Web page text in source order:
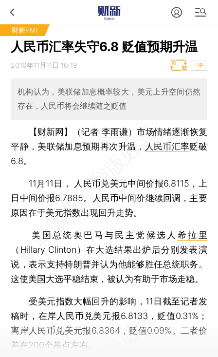
财新PMI
人民币汇率失守6.8 贬值预期升温
2016年11月11日 10:19 T中
机构认为，美联储加息概率较大，美元上升空间仍然
存在，人民币将会继续随之贬值
【财新网】（记者 李雨谦） 市场情绪逐渐恢复
平静，美联储加息预期再次升温， 人民币汇率贬破
6.8。
11月11日， 人民币兑美元中间价报6.8115，上
日中间价报6.7885。人民币中间价继续回调，主要
原因在于美元指数出现回升走势。
美国总统奥巴马与民主党候选人 希拉里
（Hillary Clinton）在大选结果出炉后分别发表演
说，表示支持特朗普并认为他能够胜任总统职务。
这使美国大选平稳结束，被认为有助于市场走稳。
受美元指数大幅回升的影响，11日截至记者发
稿时，在岸人民币兑美元报6.8133，贬值0.31%；
离岸人民币兑美元报6.8364，贬值0.09%。二者价
差在200个基点左右。